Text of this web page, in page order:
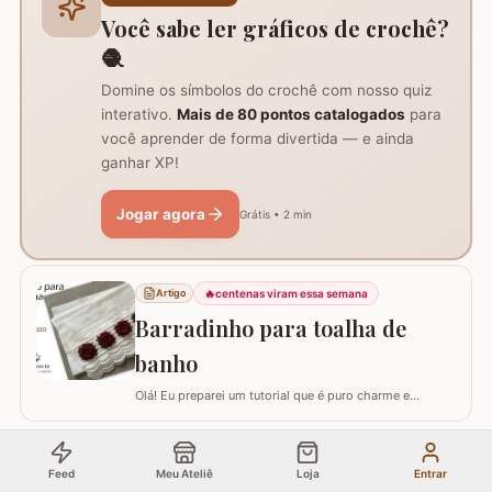
com um anel mágico ou uma argola de 10…
Você sabe ler gráficos de crochê?
🧶
Domine os símbolos do crochê com nosso quiz
interativo. Mais de 80 pontos catalogados para
você aprender de forma divertida — e ainda
ganhar XP!
Jogar agora Grátis • 2 min
Artigo 🔥centenas viram essa semana
Barradinho para toalha de
banho
Olá! Eu preparei um tutorial que é puro charme e
Banho ou Toalha de Rosto passo a passo. Esse
trabalho transforma uma peça simples em um item de
Artigo 🔥 centenas viram essa semana
Feed Meu Ateliê Loja Entrar